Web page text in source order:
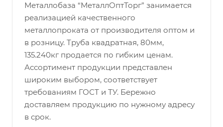
Металлобаза “МеталлОптТорг” занимается
реализацией качественного
металлопроката от производителя оптом и
в розницу. Труба квадратная, 80мм,
135.240кг продается по гибким ценам.
Ассортимент продукции представлен
широким выбором, соответствует
требованиям ГОСТ и ТУ. Бережно
доставляем продукцию по нужному адресу
в срок.